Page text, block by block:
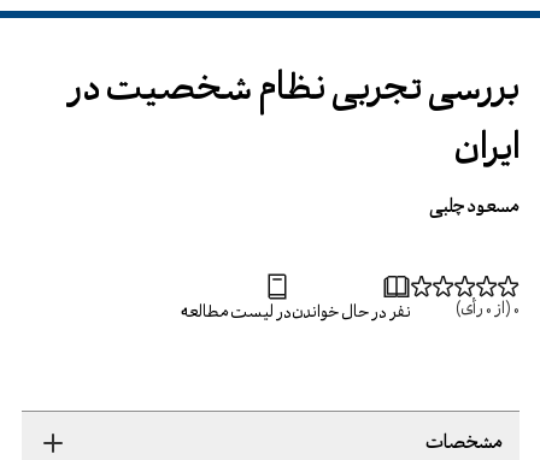
بررسی تجربی نظام شخصیت در
ایران
مسعود چلبی
0 (از 0 رأی) نفر در حال خواندندر لیست مطالعه
مشخصات